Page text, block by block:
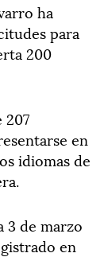
ha
para
200
207
en
idiomas de
3 de marzo
en